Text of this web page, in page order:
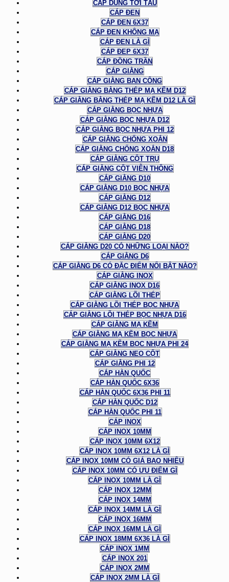
CÁP DÙNG TỜI TÀU
CÁP ĐEN
CÁP ĐEN 6X37
CÁP ĐEN KHÔNG MẠ
CÁP ĐEN LÀ GÌ
CÁP ĐEP 6X37
CÁP ĐỒNG TRẦN
CÁP GIẰNG
CÁP GIẰNG BAN CÔNG
CÁP GIẰNG BẰNG THÉP MẠ KẼM D12
CÁP GIẰNG BẰNG THÉP MẠ KẼM D12 LÀ GÌ
CÁP GIẰNG BỌC NHỰA
CÁP GIẰNG BỌC NHỰA D12
CÁP GIẰNG BỌC NHỰA PHI 12
CÁP GIẰNG CHỐNG XOẮN
CÁP GIẰNG CHỐNG XOẮN D18
CÁP GIẰNG CỘT TRỤ
CÁP GIẰNG CỘT VIỄN THÔNG
CÁP GIẰNG D10
CÁP GIẰNG D10 BỌC NHỰA
CÁP GIẰNG D12
CÁP GIẰNG D12 BỌC NHỰA
CÁP GIẰNG D16
CÁP GIẰNG D18
CÁP GIẰNG D20
CÁP GIẰNG D20 CÓ NHỮNG LOẠI NÀO?
CÁP GIẰNG D6
CÁP GIẰNG D6 CÓ ĐẶC ĐIỂM NỔI BẬT NÀO?
CÁP GIẰNG INOX
CÁP GIẰNG INOX D16
CÁP GIẰNG LÕI THÉP
CÁP GIẰNG LÕI THÉP BỌC NHỰA
CÁP GIẰNG LÕI THÉP BỌC NHỰA D16
CÁP GIẰNG MẠ KẼM
CÁP GIẰNG MẠ KẼM BỌC NHỰA
CÁP GIẰNG MẠ KẼM BỌC NHỰA PHI 24
CÁP GIẰNG NEO CỘT
CÁP GIẰNG PHI 12
CÁP HÀN QUỐC
CÁP HÀN QUỐC 6X36
CÁP HÀN QUỐC 6X36 PHI 11
CÁP HÀN QUỐC D12
CÁP HÀN QUỐC PHI 11
CÁP INOX
CÁP INOX 10MM
CÁP INOX 10MM 6X12
CÁP INOX 10MM 6X12 LÀ GÌ
CÁP INOX 10MM CÓ GIÁ BAO NHIÊU
CÁP INOX 10MM CÓ ƯU ĐIỂM GÌ
CÁP INOX 10MM LÀ GÌ
CÁP INOX 12MM
CÁP INOX 14MM
CÁP INOX 14MM LÀ GÌ
CÁP INOX 16MM
CÁP INOX 16MM LÀ GÌ
CÁP INOX 18MM 6X36 LÀ GÌ
CÁP INOX 1MM
CÁP INOX 201
CÁP INOX 2MM
CÁP INOX 2MM LÀ GÌ